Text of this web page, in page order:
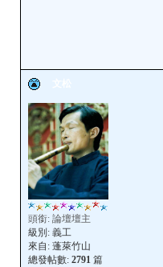
頭銜: 論壇壇主
級別: 義工
來自: 蓬萊竹山
總發帖數: 2791篇